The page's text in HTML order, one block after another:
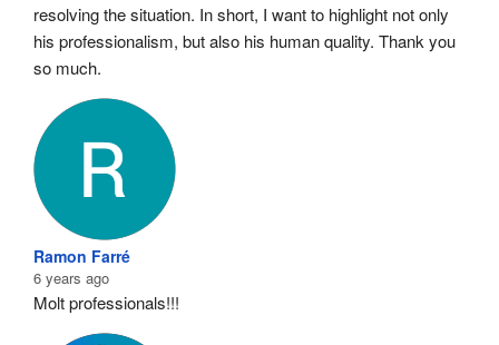
resolving the situation. In short, I want to highlight not only
his professionalism, but also his human quality. Thank you
so much.
Ramon Farré
6 years ago
Molt professionals!!!